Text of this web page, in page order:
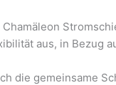
Chamäleon
aus, in Bezug
die gemeinsame